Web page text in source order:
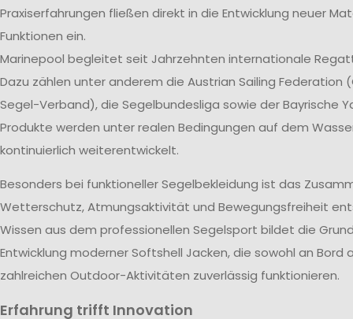
Praxiserfahrungen fließen direkt in die Entwicklung neuer
Funktionen ein.
Marinepool begleitet seit Jahrzehnten internationale
Dazu zählen unter anderem die Austrian Sailing Federation
Segel-Verband), die Segelbundesliga sowie der Bayrische
Produkte werden unter realen Bedingungen auf dem
kontinuierlich weiterentwickelt.
Besonders bei funktioneller Segelbekleidung ist das
Wetterschutz, Atmungsaktivität und Bewegungsfreiheit
Wissen aus dem professionellen Segelsport bildet die
Entwicklung moderner Softshell Jacken, die sowohl an Bord
zahlreichen Outdoor-Aktivitäten zuverlässig funktionieren.
Erfahrung trifft Innovation